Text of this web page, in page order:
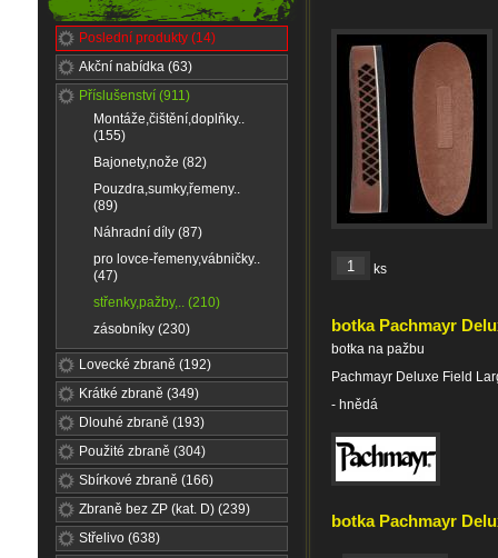
Poslední produkty (14)
Akční nabídka (63)
Příslušenství (911)
Montáže,čištění,doplňky..
(155)
Bajonety,nože (82)
Pouzdra,sumky,řemeny..
(89)
Náhradní díly (87)
pro lovce-řemeny,vábničky..
(47)
střenky,pažby,.. (210)
zásobníky (230)
Lovecké zbraně (192)
Krátké zbraně (349)
Dlouhé zbraně (193)
Použité zbraně (304)
Sbírkové zbraně (166)
Zbraně bez ZP (kat. D) (239)
Střelivo (638)
ks
botka Pachmayr
botka na pažbu
Pachmayr Deluxe Field
- hnědá
botka Pachmayr